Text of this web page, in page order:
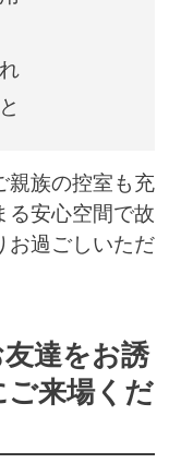
親族の控室も充
る安心空間で故
お過ごしいただ
達をお誘
ご来場くだ